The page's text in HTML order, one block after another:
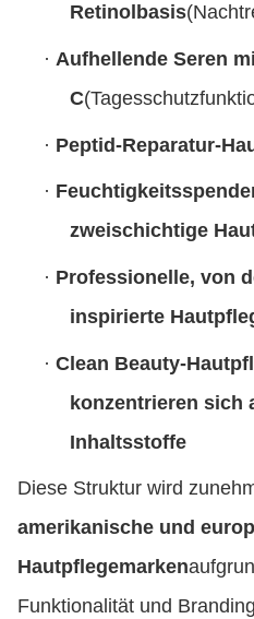
Retinolbasis
· Aufhellende Seren
C
· Peptid-Reparatur-
·
zweischichtige
· Professionelle, von
inspirierte
· Clean Beauty-
konzentrieren sich
Inhaltsstoffe
Diese Struktur wird
amerikanische und
Hautpflegemarken
Funktionalität und